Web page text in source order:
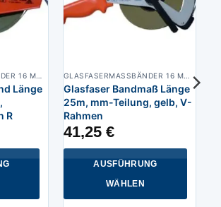
Länge
R
Glasfaser Bandmaß Länge
25m, mm-Teilung, gelb, V-
Rahmen
41,25 €
AUSFÜHRUNG
WÄHLEN